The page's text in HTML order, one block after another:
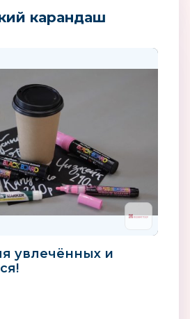
карандаш
увлечённых и